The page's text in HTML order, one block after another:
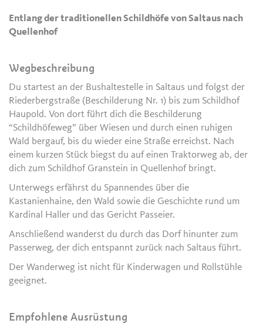
Entlang der traditionellen Schildhöfe von Saltaus nach
Quellenhof
Wegbeschreibung
Du startest an der Bushaltestelle in Saltaus und folgst der
Riederbergstraße (Beschilderung Nr. 1) bis zum Schildhof
Haupold. Von dort führt dich die Beschilderung
“Schildhöfeweg” über Wiesen und durch einen ruhigen
Wald bergauf, bis du wieder eine Straße erreichst. Nach
einem kurzen Stück biegst du auf einen Traktorweg ab, der
dich zum Schildhof Granstein in Quellenhof bringt.
Unterwegs erfährst du Spannendes über die
Kastanienhaine, den Wald sowie die Geschichte rund um
Kardinal Haller und das Gericht Passeier.
Anschließend wanderst du durch das Dorf hinunter zum
Passerweg, der dich entspannt zurück nach Saltaus führt.
Der Wanderweg ist nicht für Kinderwagen und Rollstühle
geeignet.
Empfohlene Ausrüstung